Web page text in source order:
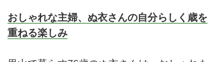
おしゃれな主婦、ぬ衣さんの自分らしく歳を
重ねる楽しみ